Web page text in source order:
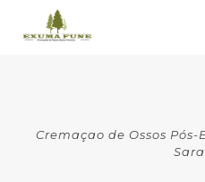
Cremaçao de Ossos